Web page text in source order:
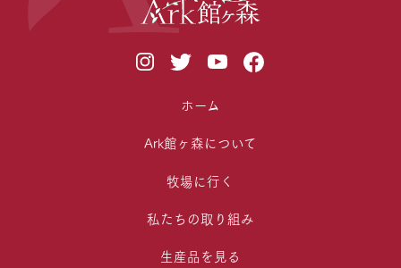
ホーム
Ark館ヶ森について
牧場に行く
私たちの取り組み
生産品を見る